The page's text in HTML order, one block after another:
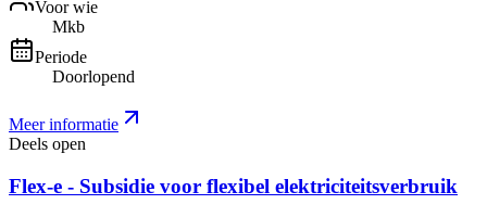
Voor wie
Mkb
Periode
Doorlopend
Meer informatie
Deels open
Flex-e - Subsidie voor flexibel elektriciteitsverbruik